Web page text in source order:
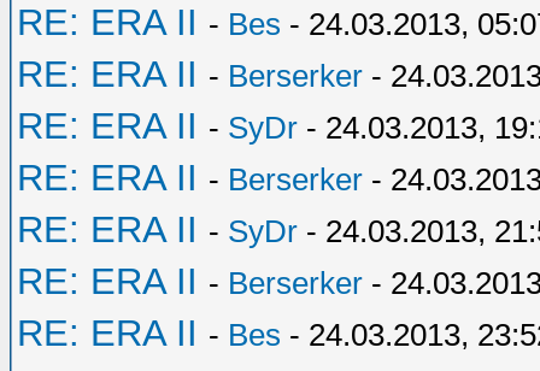
RE: ERA II - Bes - 24.03.2013,
RE: ERA II - Berserker -
RE: ERA II - SyDr - 24.03.2013,
RE: ERA II - Berserker -
RE: ERA II - SyDr - 24.03.2013,
RE: ERA II - Berserker -
RE: ERA II - Bes - 24.03.2013,